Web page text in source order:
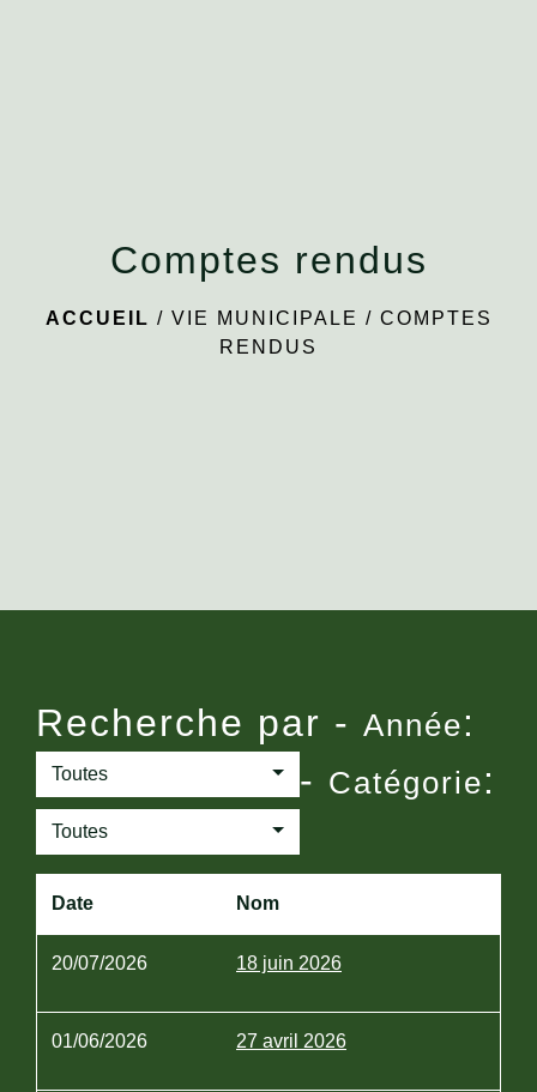
Comptes rendus
ACCUEIL / VIE MUNICIPALE / COMPTES
RENDUS
Recherche par - Année:
Toutes - Catégorie:
Toutes
Date Nom
20/07/2026 18 juin 2026
01/06/2026 27 avril 2026